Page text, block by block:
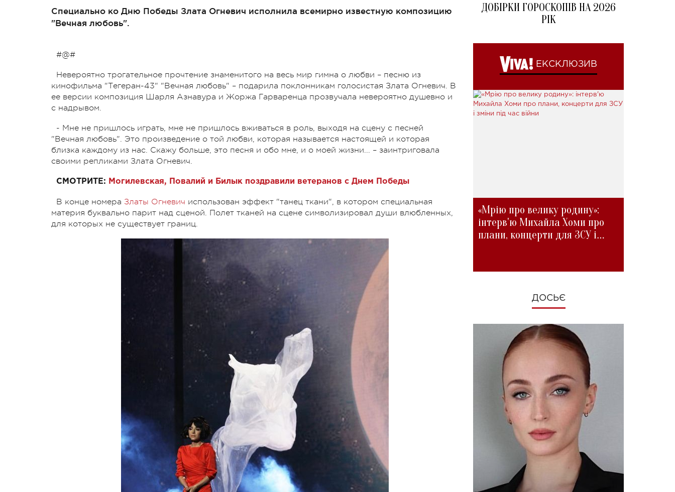
Специально ко Дню Победы Злата Огневич исполнила всемирно известную композицию
"Вечная любовь".
#@#
Невероятно трогательное прочтение знаменитого на весь мир гимна о любви – песню из
кинофильма "Тегеран-43" "Вечная любовь" – подарила поклонникам голосистая Злата Огневич. В
ее версии композиция Шарля Азнавура и Жоржа Гарваренца прозвучала невероятно душевно и
с надрывом.
- Мне не пришлось играть, мне не пришлось вживаться в роль, выходя на сцену с песней
"Вечная любовь". Это произведение о той любви, которая называется настоящей и которая
близка каждому из нас. Скажу больше, это песня и обо мне, и о моей жизни... – заинтриговала
своими репликами Злата Огневич.
СМОТРИТЕ: Могилевская, Повалий и Билык поздравили ветеранов с Днем Победы
В конце номера Златы Огневич использован эффект "танец ткани", в котором специальная
материя буквально парит над сценой. Полет тканей на сцене символизировал души влюбленных,
для которых не существует границ.
ДОБІРКИ ГОРОСКОПІВ НА 2026
РІК
ЕКСКЛЮЗИВ
«Мрію про велику родину»:
інтерв'ю Михайла Хоми про
плани, концерти для ЗСУ і
ДОСЬЄ